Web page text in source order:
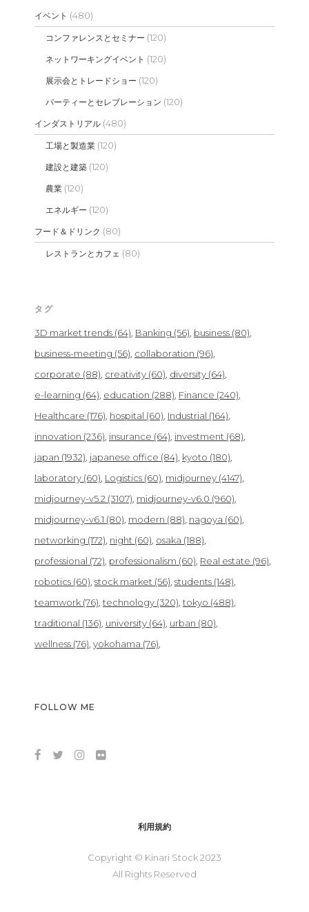
イベント (480)
コンファレンスとセミナー (120)
ネットワーキングイベント (120)
展示会とトレードショー (120)
パーティーとセレブレーション (120)
インダストリアル (480)
工場と製造業 (120)
建設と建築 (120)
農業 (120)
エネルギー (120)
フード＆ドリンク (80)
レストランとカフェ (80)
タグ
3D market trends (64) Banking (56) business (80)
business-meeting (56) collaboration (96)
corporate (88) creativity (60) diversity (64)
e-learning (64) education (288) Finance (240)
Healthcare (176) hospital (60) Industrial (164)
innovation (236) insurance (64) investment (68)
japan (1932) japanese office (84) kyoto (180)
laboratory (60) Logistics (60) midjourney (4147)
midjourney-v5.2 (3107) midjourney-v6.0 (960)
midjourney-v6.1 (80) modern (88) nagoya (60)
networking (172) night (60) osaka (188)
professional (72) professionalism (60) Real estate (96)
robotics (60) stock market (56) students (148)
teamwork (76) technology (320) tokyo (488)
traditional (136) university (64) urban (80)
wellness (76) yokohama (76)
FOLLOW ME
利用規約
Copyright © Kinari Stock 2023
All Rights Reserved